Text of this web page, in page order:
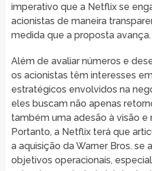
imperativo que a Netflix se
acionistas de maneira
medida que a proposta avança.
Além de avaliar números e
os acionistas têm interesses
estratégicos envolvidos na
eles buscam não apenas
também uma adesão à visão e
Portanto, a Netflix terá que
a aquisição da Warner Bros. se
objetivos operacionais,